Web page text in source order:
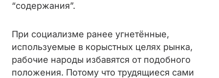
“содержания”.
При социализме ранее угнетённые,
используемые в корыстных целях рынка,
рабочие народы избавятся от подобного
положения. Потому что трудящиеся сами